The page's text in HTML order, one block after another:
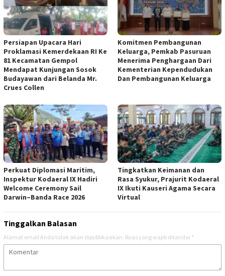
Persiapan Upacara Hari
Proklamasi Kemerdekaan RI Ke
81 Kecamatan Gempol
Mendapat Kunjungan Sosok
Budayawan dari Belanda Mr.
Crues Collen
Komitmen Pembangunan
Keluarga, Pemkab Pasuruan
Menerima Penghargaan Dari
Kementerian Kependudukan
Dan Pembangunan Keluarga
Perkuat Diplomasi Maritim,
Inspektur Kodaeral IX Hadiri
Welcome Ceremony Sail
Darwin–Banda Race 2026
Tingkatkan Keimanan dan
Rasa Syukur, Prajurit Kodaeral
IX Ikuti Kauseri Agama Secara
Virtual
Tinggalkan Balasan
Alamat email Anda tidak akan dipublikasikan. Ruas yang wajib ditandai *